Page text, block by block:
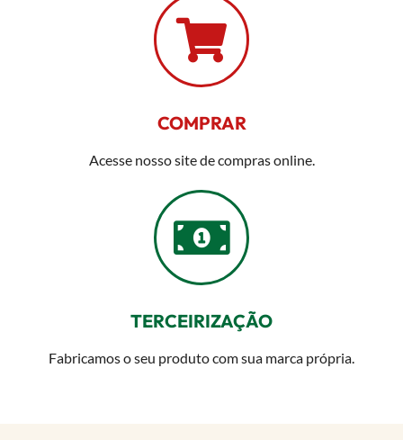
COMPRAR
Acesse nosso site de compras online.
TERCEIRIZAÇÃO
Fabricamos o seu produto com sua marca própria.